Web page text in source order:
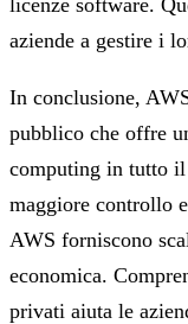
aziende a gestire i
In conclusione,
pubblico che offre
computing in tutto
maggiore controllo e
AWS forniscono
economica.
privati aiuta le